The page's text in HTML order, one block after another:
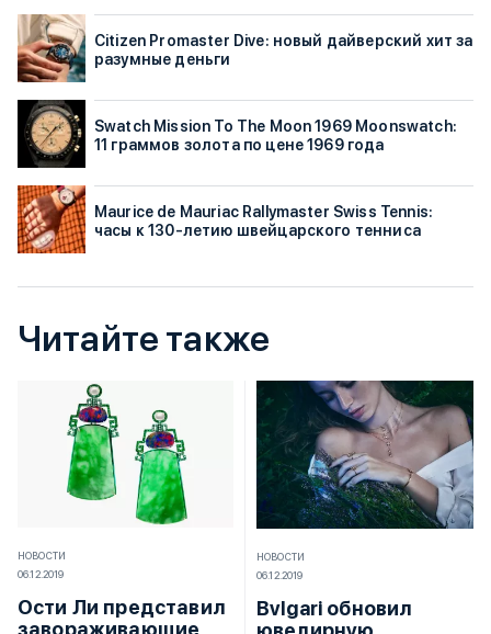
Citizen Promaster Dive: новый дайверский хит за
разумные деньги
Swatch Mission To The Moon 1969 Moonswatch:
11 граммов золота по цене 1969 года
Maurice de Mauriac Rallymaster Swiss Tennis:
часы к 130-летию швейцарского тенниса
Читайте также
НОВОСТИ
06.12.2019
Ости Ли представил
завораживающие
НОВОСТИ
06.12.2019
Bvlgari обновил